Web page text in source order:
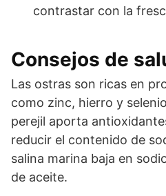
contrastar con la
Consejos de
Las ostras son ricas en
como zinc, hierro y
perejil aporta
reducir el contenido de
salina marina baja en
de aceite.